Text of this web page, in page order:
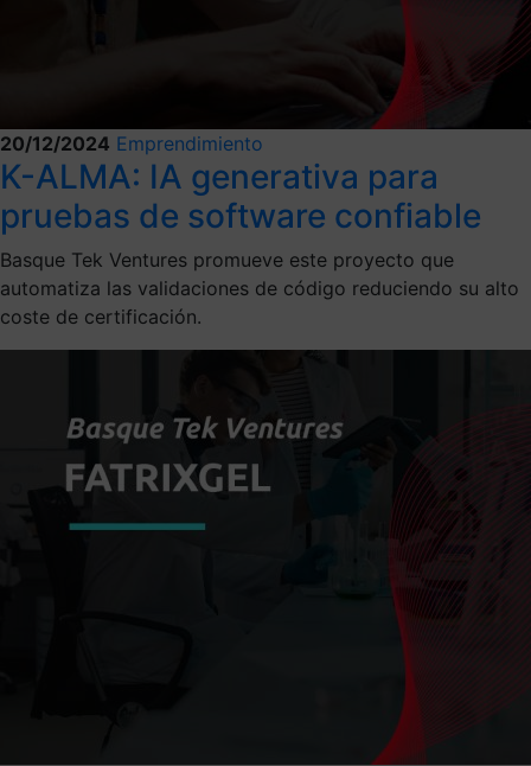
20/12/2024 Emprendimiento
K-ALMA: IA generativa para
pruebas de software confiable
Basque Tek Ventures promueve este proyecto que
automatiza las validaciones de código reduciendo su alto
coste de certificación.